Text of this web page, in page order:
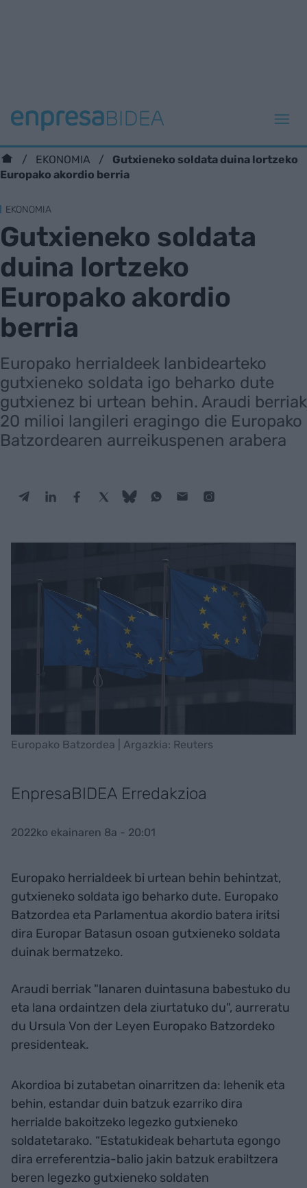
EKONOMIA
Gutxieneko soldata duina lortzeko
Europako akordio berria
EKONOMIA
Gutxieneko soldata
duina lortzeko
Europako akordio
berria
Europako herrialdeek lanbidearteko
gutxieneko soldata igo beharko dute
gutxienez bi urtean behin. Araudi berriak
20 milioi langileri eragingo die Europako
Batzordearen aurreikuspenen arabera
Europako Batzordea | Argazkia: Reuters
EnpresaBIDEA Erredakzioa
2022ko ekainaren 8a - 20:01
Europako herrialdeek bi urtean behin behintzat,
gutxieneko soldata igo beharko dute. Europako
Batzordea eta Parlamentua akordio batera iritsi
dira Europar Batasun osoan gutxieneko soldata
duinak bermatzeko.
Araudi berriak "lanaren duintasuna babestuko du
eta lana ordaintzen dela ziurtatuko du", aurreratu
du Ursula Von der Leyen Europako Batzordeko
presidenteak.
Akordioa bi zutabetan oinarritzen da: lehenik eta
behin, estandar duin batzuk ezarriko dira
herrialde bakoitzeko legezko gutxieneko
soldatetarako. “Estatukideak behartuta egongo
dira erreferentzia-balio jakin batzuk erabiltzera
beren legezko gutxieneko soldaten